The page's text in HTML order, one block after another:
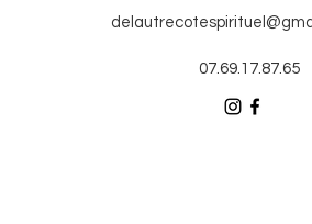
07.69.17.87.65